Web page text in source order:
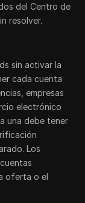
del Centro de
resolver.
sin activar la
cada cuenta
empresas
electrónico
una debe tener
Los
oferta o el